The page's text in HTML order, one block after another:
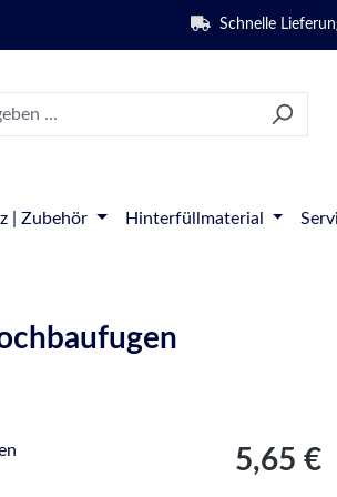
Schnelle
| Zubehör Hinterfüllmaterial
Regulärer
5,65 €